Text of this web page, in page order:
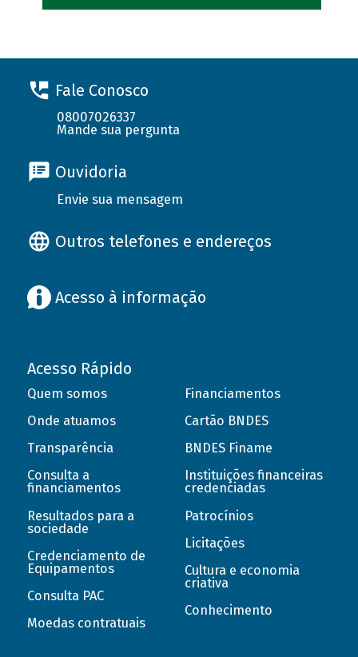
Fale Conosco
08007026337
Mande sua pergunta
Ouvidoria
Envie sua mensagem
Outros telefones e endereços
Acesso à informação
Acesso Rápido
Quem somos
Onde atuamos
Transparência
Consulta a
financiamentos
Resultados para a
sociedade
Credenciamento de
Equipamentos
Consulta PAC
Moedas contratuais
Financiamentos
Cartão BNDES
BNDES Finame
Instituições financeiras
credenciadas
Patrocínios
Licitações
Cultura e economia
criativa
Conhecimento